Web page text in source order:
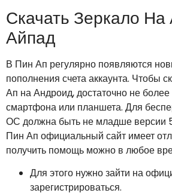
Скачать Зеркало
Айпад
В Пин Ап регулярно появляются
пополнения счета аккаунта. Чтобы
Ап на Андроид, достаточно не
смартфона или планшета. Для
ОС должна быть не младше версии
Пин Ап официальный сайт имеет
получить помощь можно в любое
Для этого нужно зайти на
зарегистрироваться.